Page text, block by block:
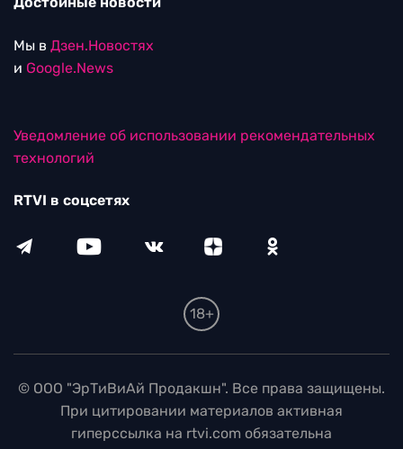
Мы в Дзен.Новостях
и Google.News
Уведомление об использовании рекомендательных
технологий
RTVI в соцсетях
18+
© ООО "ЭрТиВиАй Продакшн". Все права защищены.
При цитировании материалов активная
гиперссылка на rtvi.com обязательна